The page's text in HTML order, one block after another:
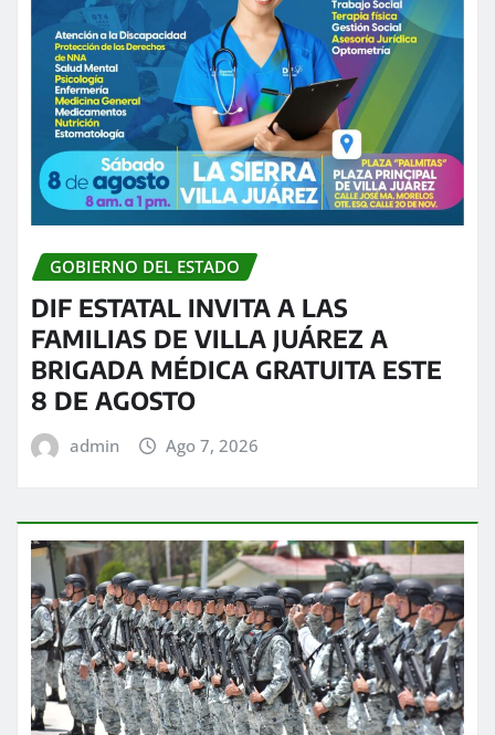
GOBIERNO DEL ESTADO
DIF ESTATAL INVITA A LAS
FAMILIAS DE VILLA JUÁREZ A
BRIGADA MÉDICA GRATUITA ESTE
8 DE AGOSTO
admin Ago 7, 2026